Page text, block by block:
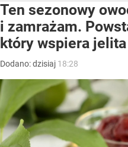
Ten sezonowy
i zamrażam.
który wspiera jelita
Dodano:dzisiaj 18:28